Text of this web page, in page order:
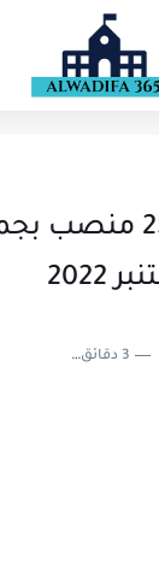
مباراة توظيف 25
3 دقائق للقراءة